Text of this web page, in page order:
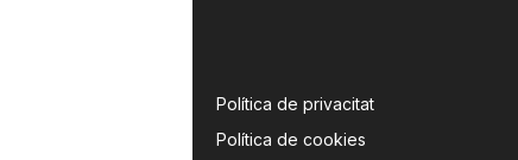
Política de privacitat
Política de cookies